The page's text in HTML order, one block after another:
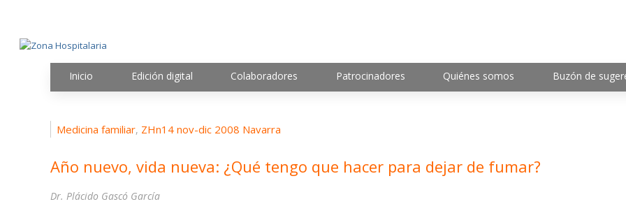
Inicio Edición digital Colaboradores Patrocinadores Quiénes somos Buzón de
Medicina familiar, ZHn14 nov-dic 2008 Navarra
Año nuevo, vida nueva: ¿Qué tengo que hacer para dejar de fumar?
Dr. Plácido Gascó García